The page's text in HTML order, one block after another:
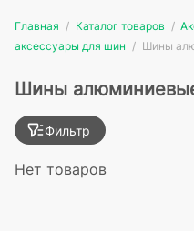
Главная Каталог товаров
аксессуары для шин
Шины
Шины
Фильтр
Нет товаров